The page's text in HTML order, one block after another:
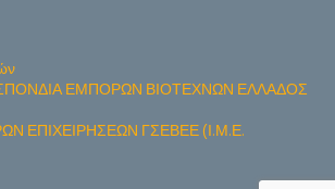
ΕΜΠΟΡΩΝ ΒΙΟΤΕΧΝΩΝ ΕΛΛΑΔΟΣ
ΕΠΙΧΕΙΡΗΣΕΩΝ ΓΣΕΒΕΕ (Ι.Μ.Ε.